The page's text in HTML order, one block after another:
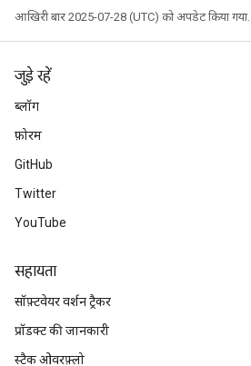
आखिरी बार 2025-07-28 (UTC) को अपडेट किया गया.
जुड़े रहें
ब्लॉग
फ़ोरम
GitHub
Twitter
YouTube
सहायता
सॉफ़्टवेयर वर्शन ट्रैकर
प्रॉडक्ट की जानकारी
स्टैक ओवरफ़्लो